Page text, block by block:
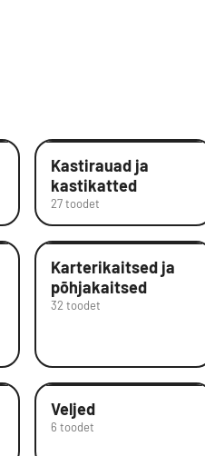
Kastirauad ja
kastikatted
27 toodet
Karterikaitsed ja
põhjakaitsed
32 toodet
Veljed
6 toodet